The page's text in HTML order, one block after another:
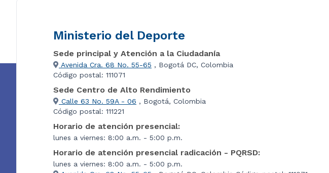
Ministerio del Deporte
Sede principal y Atención a la Ciudadanía
Avenida Cra. 68 No. 55-65 , Bogotá DC, Colombia
Código postal: 111071
Sede Centro de Alto Rendimiento
Calle 63 No. 59A - 06 , Bogotá, Colombia
Código postal: 111221
Horario de atención presencial:
lunes a viernes: 8:00 a.m. - 5:00 p.m.
Horario de atención presencial radicación - PQRSD:
lunes a viernes: 8:00 a.m. - 5:00 p.m.